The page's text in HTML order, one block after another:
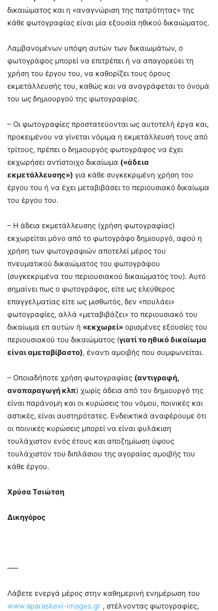
δικαιώματος και η «αναγνώριση της πατρότητας» της
κάθε φωτογραφίας είναι μία εξουσία ηθικού δικαιώματος.
Λαμβανομένων υπόψη αυτών των δικαιωμάτων, ο
φωτογράφος μπορεί να επιτρέπει ή να απαγορεύει τη
χρήση του έργου του, να καθορίζει τους όρους
εκμετάλλευσής του, καθώς και να αναγράφεται το όνομά
του ως δημιουργού της φωτογραφίας.
– Οι φωτογραφίες προστατεύονται ως αυτοτελή έργα και,
προκειμένου να γίνεται νόμιμα η εκμετάλλευσή τους από
τρίτους, πρέπει ο δημιουργός φωτογράφος να έχει
εκχωρήσει αντίστοιχο δικαίωμα («άδεια
εκμετάλλευσης») για κάθε συγκεκριμένη χρήση του
έργου του ή να έχει μεταβιβάσει το περιουσιακό δικαίωμα
του έργου του.
– Η άδεια εκμετάλλευσης (χρήση φωτογραφίας)
εκχωρείται μόνο από το φωτογράφο δημιουργό, αφού η
χρήση των φωτογραφιών αποτελεί μέρος του
πνευματικού δικαιώματος του φωτογράφου
(συγκεκριμένα του περιουσιακού δικαιώματός του). Αυτό
σημαίνει πως ο φωτογράφος, είτε ως ελεύθερος
επαγγελματίας είτε ως μισθωτός, δεν «πουλάει»
φωτογραφίες, αλλά «μεταβιβάζει» το περιουσιακό του
δικαίωμα επ αυτών ή «εκχωρεί» ορισμένες εξουσίες του
περιουσιακού του δικαιώματος (γιατί το ηθικό δικαίωμα
είναι αμεταβίβαστο), έναντι αμοιβής που συμφωνείται.
– Οποιαδήποτε χρήση φωτογραφίας (αντιγραφή,
αναπαραγωγή κλπ) χωρίς άδεια από τον δημιουργό της
είναι παράνομη και οι κυρώσεις του νόμου, ποινικές και
αστικές, είναι αυστηρότατες. Ενδεικτικά αναφέρουμε ότι
οι ποινικές κυρώσεις μπορεί να είναι φυλάκιση
τουλάχιστον ενός έτους και αποζημίωση ύψους
τουλάχιστον του διπλάσιου της αγοραίας αμοιβής του
κάθε έργου.
Χρύσα Τσιώτση
Δικηγόρος
—–
Λάβετε ενεργά μέρος στην καθημερινή ενημέρωση του
www.aparaskevi-images.gr , στέλνοντας φωτογραφίες,